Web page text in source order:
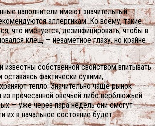
наполнители имеют значительный
аллергикам. Ко всему, такие
что именуется, дезинфицировать, чтобы в
клещ — незаметное глазу, но крайне
собственной свойством впитывать
оставаясь фактически сухими,
тепло. Значительно чаще рынок
из прочесанной овечьей либо верблюжьей
— уже через пара недель они смогут
их в начальное состояние будет